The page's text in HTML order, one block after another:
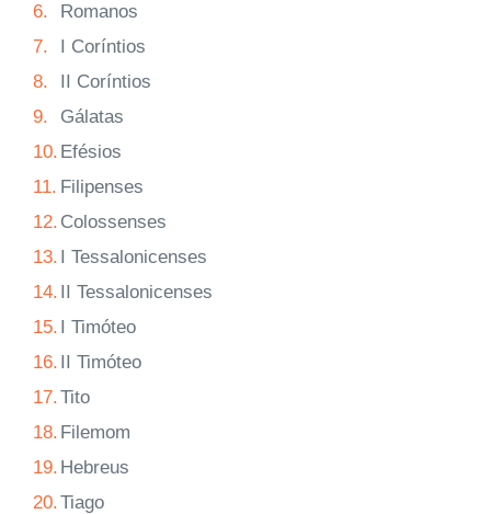
6.
Romanos
7.
I Coríntios
8.
II Coríntios
9.
Gálatas
10. Efésios
11. Filipenses
12. Colossenses
13. I Tessalonicenses
14. II Tessalonicenses
15. I Timóteo
16. II Timóteo
17.Tito
18. Filemom
19. Hebreus
20.Tiago